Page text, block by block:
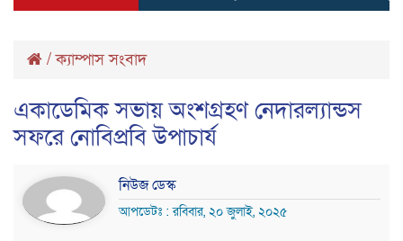
/ক্যাম্পাস সংবাদ
একাডেমিক সভায় অংশগ্রহণ নেদারল্যান্ডস
সফরে নোবিপ্রবি উপাচার্য
নিউজ ডেস্ক
আপডেটঃ : রবিবার, ২০ জুলাই, ২০২৫